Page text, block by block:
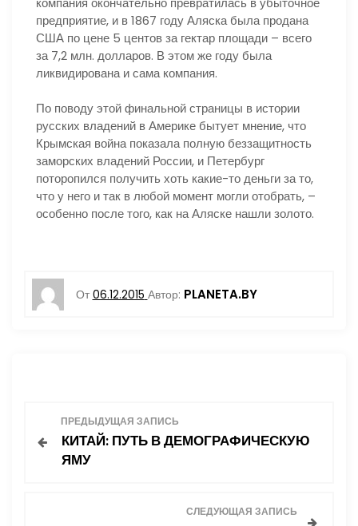
предприятие, и в 1867 году Аляска была продана
США по цене 5 центов за гектар площади – всего
за 7,2 млн. долларов. В этом же году была
ликвидирована и сама компания.
По поводу этой финальной страницы в истории
русских владений в Америке бытует мнение, что
Крымская война показала полную беззащитность
заморских владений России, и Петербург
поторопился получить хоть какие-то деньги за то,
что у него и так в любой момент могли отобрать, –
особенно после того, как на Аляске нашли золото.
От 06.12.2015 Автор: PLANETA.BY
ПРЕДЫДУЩАЯ ЗАПИСЬ
КИТАЙ: ПУТЬ В ДЕМОГРАФИЧЕСКУЮ
ЯМУ
СЛЕДУЮЩАЯ ЗАПИСЬ